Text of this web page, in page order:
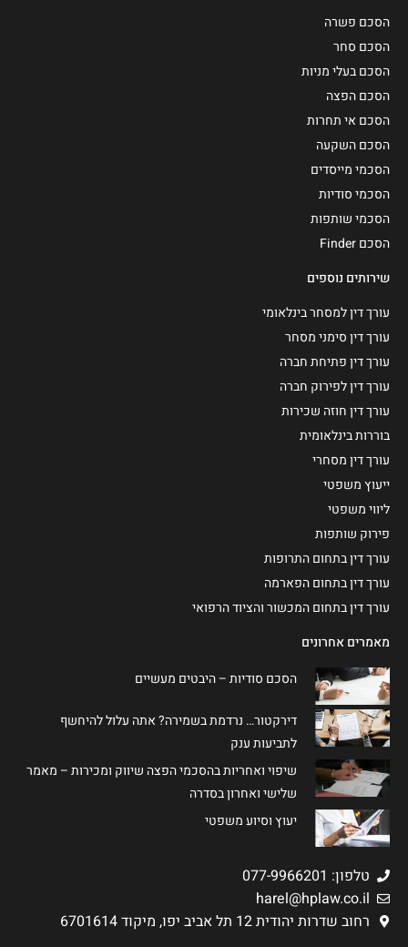
הסכם פשרה
הסכם סחר
הסכם בעלי מניות
הסכם הפצה
הסכם אי תחרות
הסכם השקעה
הסכמי מייסדים
הסכמי סודיות
הסכמי שותפות
הסכם Finder
שירותים נוספים
עורך דין למסחר בינלאומי
עורך דין סימני מסחר
עורך דין פתיחת חברה
עורך דין לפירוק חברה
עורך דין חוזה שכירות
בוררות בינלאומית
עורך דין מסחרי
ייעוץ משפטי
ליווי משפטי
פירוק שותפות
עורך דין בתחום התרופות
עורך דין בתחום הפארמה
עורך דין בתחום המכשור והציוד הרפואי
מאמרים אחרונים
הסכם סודיות – היבטים מעשיים
דירקטור… נרדמת בשמירה? אתה עלול להיחשף
לתביעות ענק
שיפוי ואחריות בהסכמי הפצה שיווק ומכירות – מאמר
שלישי ואחרון בסדרה
יעוץ וסיוע משפטי
טלפון: 077-9966201
harel@hplaw.co.il
רחוב שדרות יהודית 12 תל אביב יפו, מיקוד 6701614